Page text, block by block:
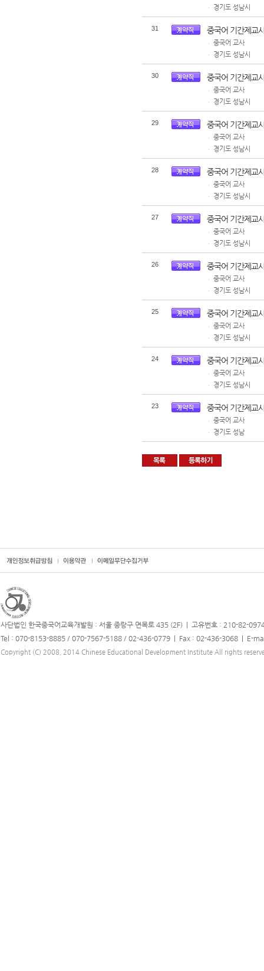
ㆍ 경기도 성남시
31 중국어 기간제교
ㆍ 중국어 교사
ㆍ 경기도 성남시
30 중국어 기간제교
ㆍ 중국어 교사
ㆍ 경기도 성남시
29 중국어 기간제교
ㆍ 중국어 교사
ㆍ 경기도 성남시
28 중국어 기간제교
ㆍ 중국어 교사
ㆍ 경기도 성남시
27 중국어 기간제교
ㆍ 중국어 교사
ㆍ 경기도 성남시
26 중국어 기간제교
ㆍ 중국어 교사
ㆍ 경기도 성남시
25 중국어 기간제교
ㆍ 중국어 교사
ㆍ 경기도 성남시
24 중국어 기간제교
ㆍ 중국어 교사
ㆍ 경기도 성남시
23 중국어 기간제교
ㆍ 중국어 교사
ㆍ 경기도 성남
사단법인 한국중국어교육개발원 : 서울 중랑구 면목로 435 (2F) | 고유번호 : 210-82-
Tel : 070-8153-8885 / 070-7567-5188 / 02-436-0779 | Fax : 02-436-3068 | E-
Copyright (C) 2008, 2014 Chinese Educational Development Institute All rights